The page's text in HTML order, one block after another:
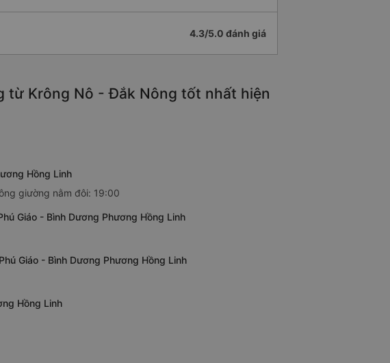
4.3/5.0 đánh giá
từ Krông Nô - Đắk Nông tốt nhất hiện
Hồng Linh
giường nằm đôi: 19:00
Giáo - Bình Dương Phương Hồng Linh
Giáo - Bình Dương Phương Hồng Linh
Hồng Linh